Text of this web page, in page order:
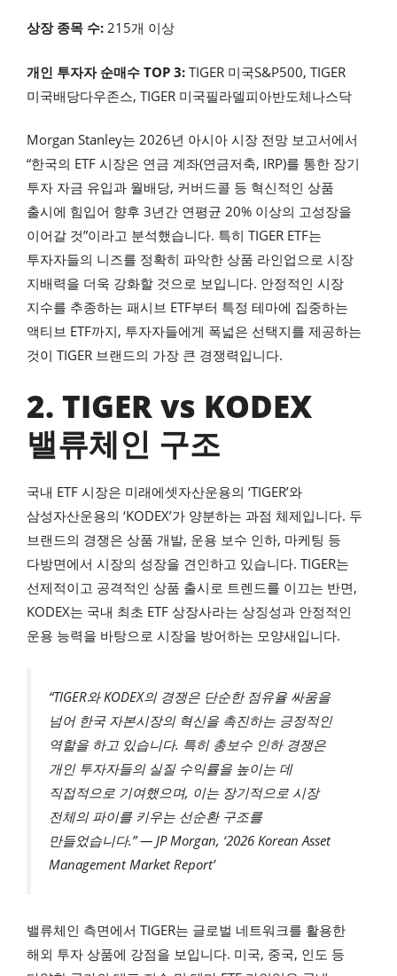
상장 종목 수: 215개 이상
개인 투자자 순매수 TOP 3: TIGER 미국S&P500, TIGER
미국배당다우존스, TIGER 미국필라델피아반도체나스닥
Morgan Stanley는 2026년 아시아 시장 전망 보고서에서
“한국의 ETF 시장은 연금 계좌(연금저축, IRP)를 통한 장기
투자 자금 유입과 월배당, 커버드콜 등 혁신적인 상품
출시에 힘입어 향후 3년간 연평균 20% 이상의 고성장을
이어갈 것”이라고 분석했습니다. 특히 TIGER ETF는
투자자들의 니즈를 정확히 파악한 상품 라인업으로 시장
지배력을 더욱 강화할 것으로 보입니다. 안정적인 시장
지수를 추종하는 패시브 ETF부터 특정 테마에 집중하는
액티브 ETF까지, 투자자들에게 폭넓은 선택지를 제공하는
것이 TIGER 브랜드의 가장 큰 경쟁력입니다.
2. TIGER vs KODEX
밸류체인 구조
국내 ETF 시장은 미래에셋자산운용의 ‘TIGER’와
삼성자산운용의 ‘KODEX’가 양분하는 과점 체제입니다. 두
브랜드의 경쟁은 상품 개발, 운용 보수 인하, 마케팅 등
다방면에서 시장의 성장을 견인하고 있습니다. TIGER는
선제적이고 공격적인 상품 출시로 트렌드를 이끄는 반면,
KODEX는 국내 최초 ETF 상장사라는 상징성과 안정적인
운용 능력을 바탕으로 시장을 방어하는 모양새입니다.
“TIGER와 KODEX의 경쟁은 단순한 점유율 싸움을
넘어 한국 자본시장의 혁신을 촉진하는 긍정적인
역할을 하고 있습니다. 특히 총보수 인하 경쟁은
개인 투자자들의 실질 수익률을 높이는 데
직접적으로 기여했으며, 이는 장기적으로 시장
전체의 파이를 키우는 선순환 구조를
만들었습니다.” — JP Morgan, ‘2026 Korean Asset
Management Market Report’
밸류체인 측면에서 TIGER는 글로벌 네트워크를 활용한
해외 투자 상품에 강점을 보입니다. 미국, 중국, 인도 등